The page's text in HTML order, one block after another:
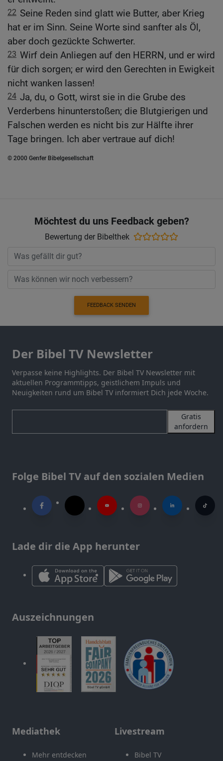
22 Seine Reden sind glatt wie Butter, aber Krieg
hat er im Sinn. Seine Worte sind sanfter als Öl,
aber doch gezückte Schwerter.
23 Wirf dein Anliegen auf den HERRN, und er wird
für dich sorgen; er wird den Gerechten in Ewigkeit
nicht wanken lassen!
24 Ja, du, o Gott, wirst sie in die Grube des
Verderbens hinunterstoßen; die Blutgierigen und
Falschen werden es nicht bis zur Hälfte ihrer
Tage bringen. Ich aber vertraue auf dich!
© 2000 Genfer Bibelgesellschaft
Möchtest du uns Feedback geben?
Bewertung der Bibelthek
FEEDBACK SENDEN
Der Bibel TV Newsletter
Verpasse keine Highlights. Der Bibel TV Newsletter mit
aktuellen Programmtipps, geistlichem Impuls und
Neuigkeiten rund um Bibel TV informiert Dich jede Woche.
Gratis
anfordern
Folge Bibel TV auf den sozialen Medien
Lade dir die App herunter
Auszeichnungen
Mediathek
Mehr entdecken
Livestream
Bibel TV